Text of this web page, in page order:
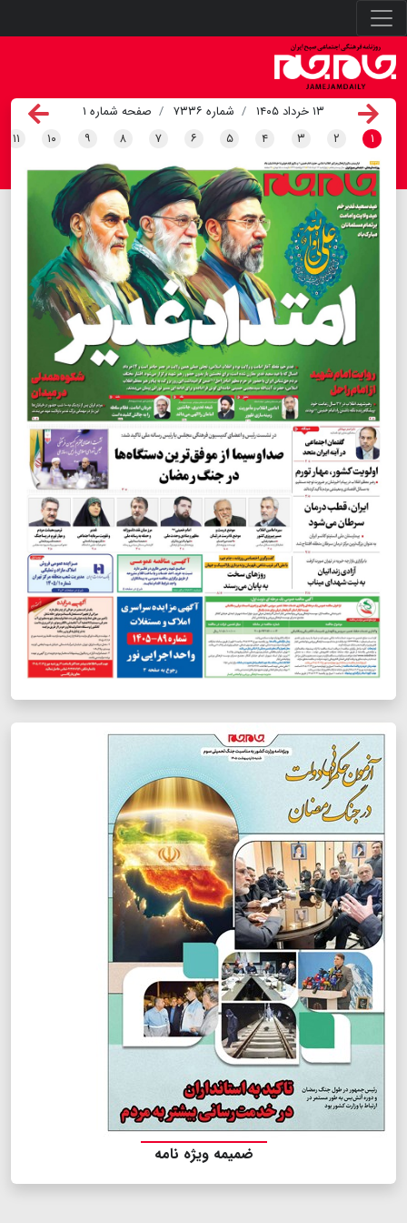
۱۳ خرداد ۱۴۰۵ شماره ۷۳۳۶
صفحه شماره ۱
۱
۲ ۳ ۴ ۵ ۶ ۷ ۸ ۹ ۱۰ ۱۱
ضمیمه ویژه نامه